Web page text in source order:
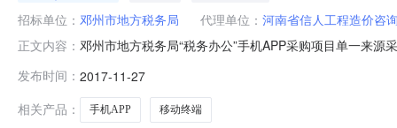
招标单位： 邓州市地方税务局 代理单位： 河南省信人工程造价咨
正文内容： 邓州市地方税务局“税务办公”手机APP采购项目单一来
示如下：一、采购人：邓州市地方税务局二、采购项目
目基本情况
发布时间： 2017-11-27
相关产品：
手机APP 移动终端